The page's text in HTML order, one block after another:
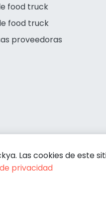
food truck
food truck
proveedoras
Las cookies de este
privacidad